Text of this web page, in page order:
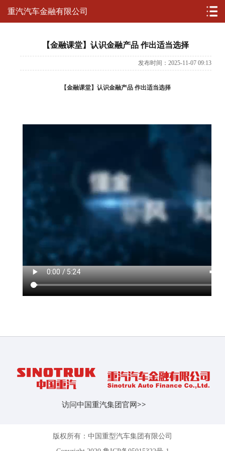
重汽汽车金融有限公司
【金融课堂】认识金融产品 作出适当选择
发布时间：2025-11-07 09:13
【金融课堂】认识金融产品 作出适当选择
访问中国重汽集团官网>>
版权所有：中国重型汽车集团有限公司